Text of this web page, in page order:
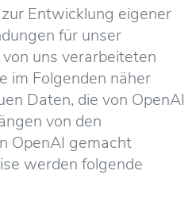
Entwicklung eigener
für unser
uns verarbeiteten
im Folgenden näher
Daten, die von OpenAI
von den
OpenAI gemacht
werden folgende